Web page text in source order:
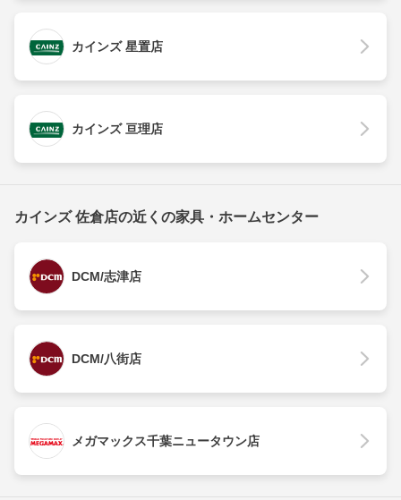
カインズ 星置店
カインズ 亘理店
カインズ 佐倉店の近くの家具・ホームセンター
DCM/志津店
DCM/八街店
メガマックス千葉ニュータウン店